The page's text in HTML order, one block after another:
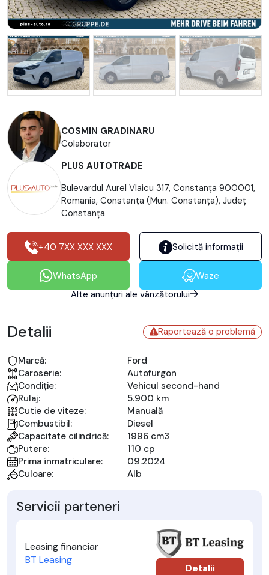
COSMIN GRADINARU
Colaborator
PLUS AUTOTRADE
Bulevardul Aurel Vlaicu 317, Constanța 900001,
Romania, Constanţa (Mun. Constanţa), Județ
Constanţa
+40 7XX XXX XXX Solicită informații
WhatsApp
Waze
Alte anunțuri ale vânzătorului
Detalii Raportează o problemă
Marcă:
Ford
Caroserie:
Autofurgon
Condiție:
Vehicul second-hand
Rulaj:
5.900 km
Cutie de viteze:
Manuală
Combustibil:
Diesel
Capacitate cilindrică:
1996 cm3
Putere:
110 cp
Prima înmatriculare:
09.2024
Culoare:
Alb
Servicii parteneri
Leasing financiar
BT Leasing
Detalii